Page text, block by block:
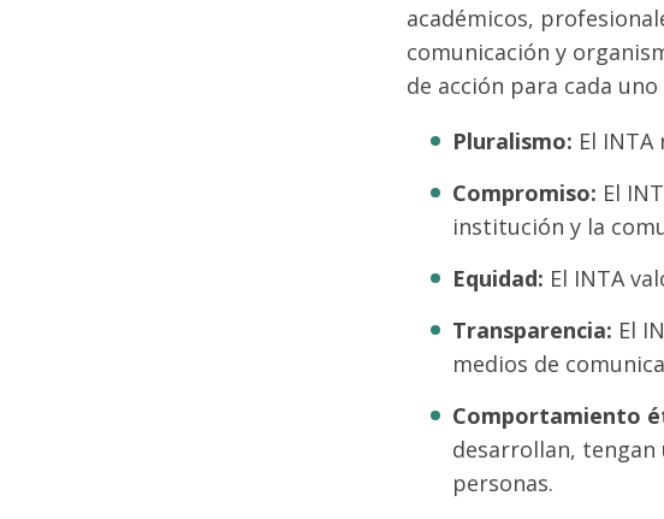
académicos,
comunicación y
de acción para cada
Pluralismo: El
Compromiso: El
institución y la
Equidad: El INTA
Transparencia: El
medios de
Comportamiento
desarrollan,
personas.